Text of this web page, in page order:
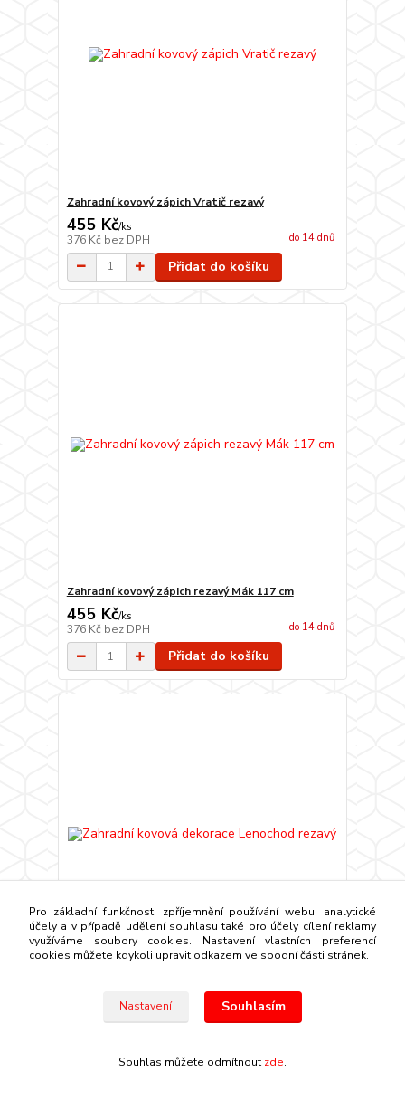
Zahradní kovový zápich Vratič rezavý
455 Kč/ks
376 Kč bez DPH do 14 dnů
Přidat do košíku
Zahradní kovový zápich rezavý Mák 117 cm
455 Kč/ks
376 Kč bez DPH do 14 dnů
Přidat do košíku
/ks
Pro základní funkčnost, zpříjemnění používání webu, analytické
účely a v případě udělení souhlasu také pro účely cílení reklamy
využíváme soubory cookies. Nastavení vlastních preferencí
cookies můžete kdykoli upravit odkazem ve spodní části stránek.
Nastavení Souhlasím
Souhlas můžete odmítnout zde.